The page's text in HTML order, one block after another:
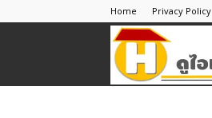
Home Privacy Policy